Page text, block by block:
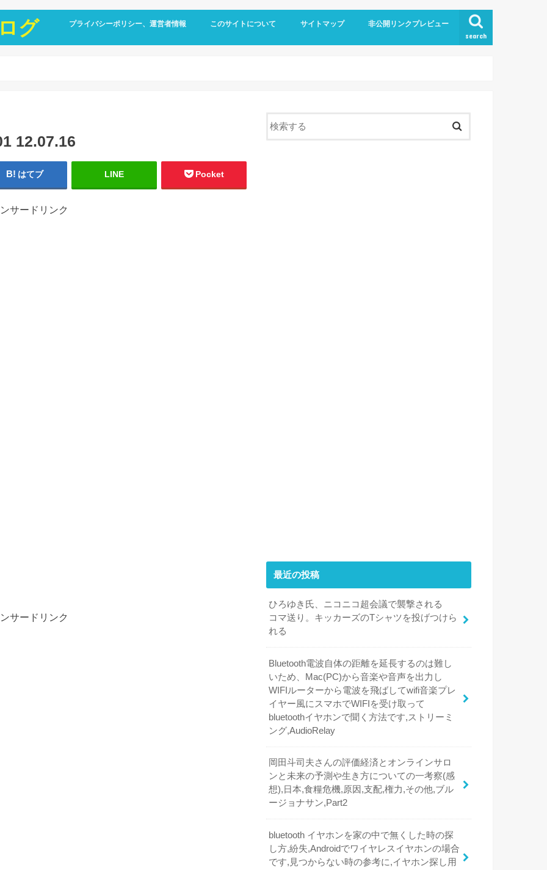
グ search
プライバシーポリシー、運営者情報 このサイトについて サイトマップ 非公開リンクプレビュー
12.07.16
はてブ LINE Pocket
サードリンク
サードリンク
最近の投稿
ひろゆき氏、ニコニコ超会議で襲撃される
コマ送り。キッカーズのTシャツを投げつけら
れる
Bluetooth電波自体の距離を延長するのは難し
いため、Mac(PC)から音楽や音声を出力し
WIFIルーターから電波を飛ばしてwifi音楽プレ
イヤー風にスマホでWIFIを受け取って
bluetoothイヤホンで聞く方法です,ストリーミ
ング,AudioRelay
岡田斗司夫さんの評価経済とオンラインサロ
ンと未来の予測や生き方についての一考察(感
想),日本,食糧危機,原因,支配,権力,その他,ブル
ージョナサン,Part2
bluetooth イヤホンを家の中で無くした時の探
し方,紛失,Androidでワイヤレスイヤホンの場合
です,見つからない時の参考に,イヤホン探し用